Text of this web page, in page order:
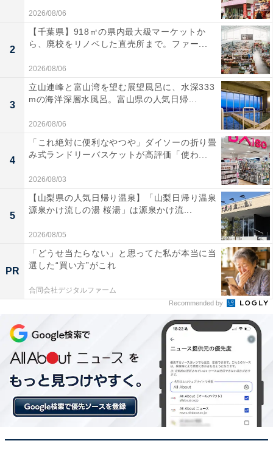
2026/08/06
2
【千葉県】918㎡の県内最大級マーケットか
ら、廃校をリノベした直売所まで。ファー...
2026/08/06
3
立山連峰と富山湾を望む展望風呂に、水深333
mの海洋深層水風呂。富山県の人気日帰...
2026/08/06
4
「これ絶対に便利なやつや」ダイソーの折り畳
み式ランドリーバスケットが高評価「使わ...
2026/08/03
5
【山梨県の人気日帰り温泉】「山梨日帰り温泉
源泉かけ流しの湯 桜湯」は源泉かけ流...
2026/08/05
PR
「どうせ当たらない」と思ってた私が本当に当
選した“買い方”がこれ
合同会社デジタルファーム
Recommended by